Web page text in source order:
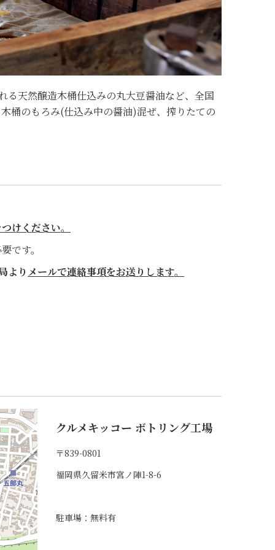
る天然醸造木桶仕込みの丸大豆醤油など、全国
桶のもろみ(仕込み中の醤油)混ぜ、搾りたての
けください。
です。
より メールで連絡事項をお送りします。
クルメキッコー ボトリング工場
〒839-0801
福岡県久留米市宮ノ陣1-8-6
駐車場：無料有